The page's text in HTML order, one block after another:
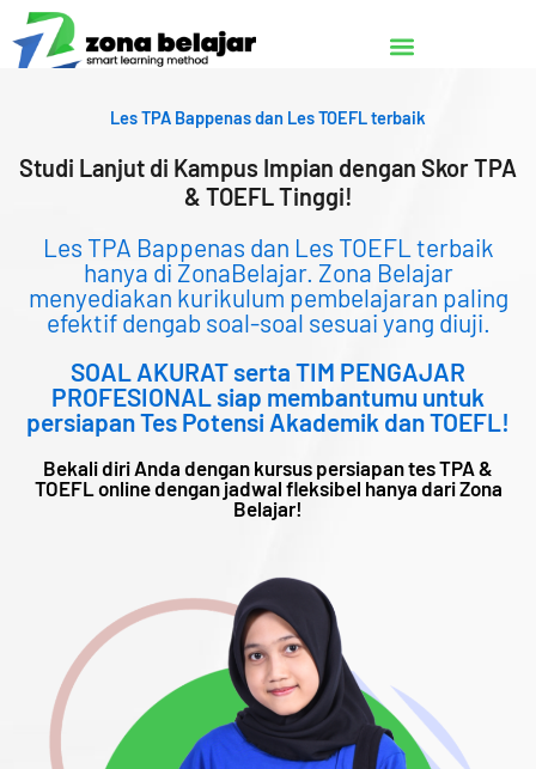
Lewati
ke
konten
Les TPA Bappenas dan Les TOEFL terbaik
Studi Lanjut di Kampus Impian dengan Skor TPA
& TOEFL Tinggi!
Les TPA Bappenas dan Les TOEFL terbaik
hanya di ZonaBelajar. Zona Belajar
menyediakan kurikulum pembelajaran paling
efektif dengab soal-soal sesuai yang diuji.
SOAL AKURAT serta TIM PENGAJAR
PROFESIONAL siap membantumu untuk
persiapan Tes Potensi Akademik dan TOEFL!
Bekali diri Anda dengan kursus persiapan tes TPA &
TOEFL online dengan jadwal fleksibel hanya dari Zona
Belajar!